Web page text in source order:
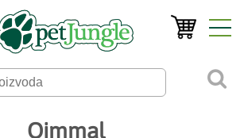
Oimmal